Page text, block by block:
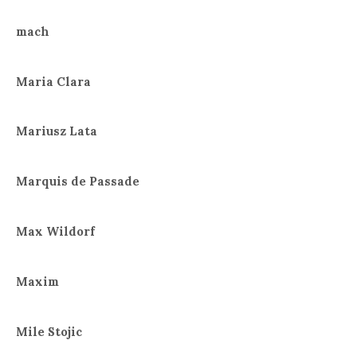
mach
Maria Clara
Mariusz Lata
Marquis de Passade
Max Wildorf
Maxim
Mile Stojic